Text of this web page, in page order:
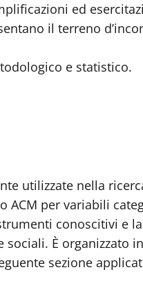
ed
il terreno
e statistico.
utilizzate nella
ACM per variabili
conoscitivi e
È organizzato
sezione